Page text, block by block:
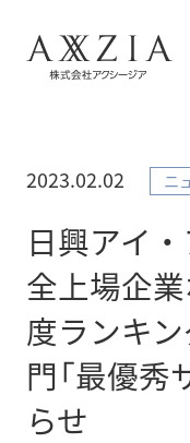
2023.02.02 ニ
日興アイ
全上場企
度ランキ
門「最優秀
らせ